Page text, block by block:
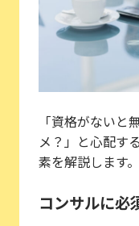
「資格がない
メ？」と心配す
素を解説します。
コンサルに必